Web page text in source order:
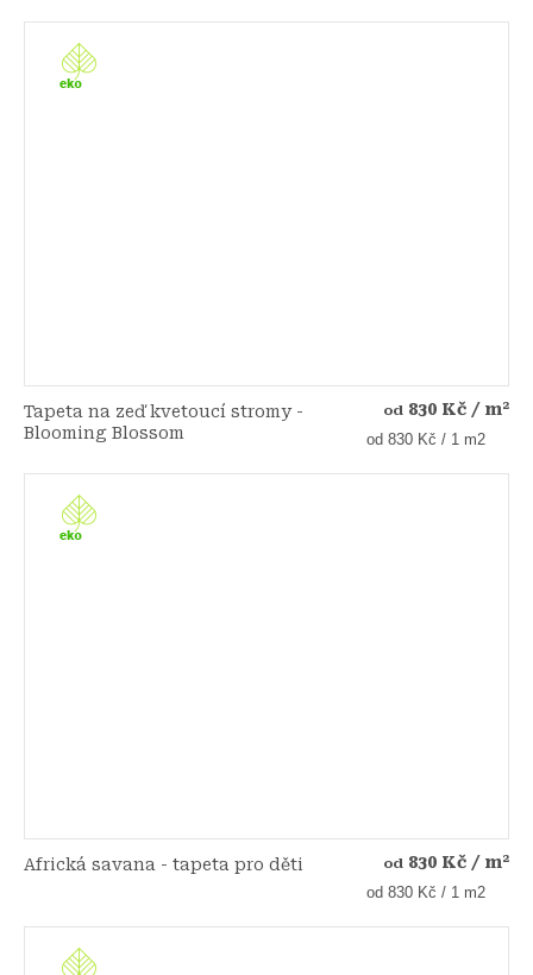
Tapeta na zeď kvetoucí stromy -
Blooming Blossom
od 830 Kč / m²
Měrná
od 830 Kč / 1 m2
Africká savana - tapeta pro děti od 830 Kč / m²
Měrná
od 830 Kč / 1 m2